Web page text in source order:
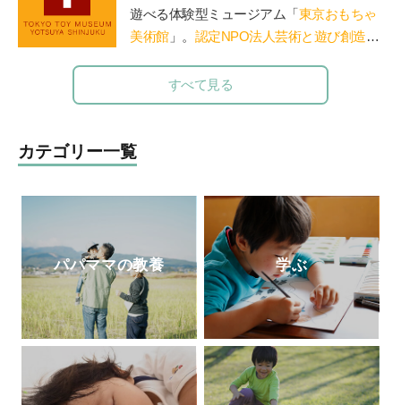
リーズ (扶桑社)、『東大松丸式ナゾトキス
クール』『東大松丸式 名探偵コナンナゾ
ナゾときタイム』
、など多数の
遊べる体験型ミュージアム「東京おもちゃ
美術館」。 認定NPO法人芸術と遊び創造協
子で木のぬくもりに触れる場を提供。長門
や鳥海山木など全国に姉妹館が。おもちゃ
（もくいく）」を広めている。
すべて見る
カテゴリー一覧
パパママの教養 学ぶ